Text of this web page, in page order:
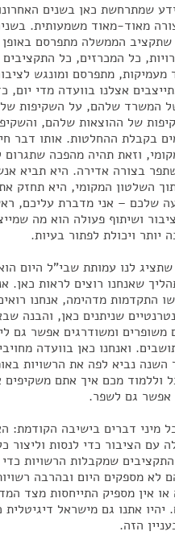
שמתרחשת כאן בשנים
מאוד-מאוד משמעותית.
שתקציב הממשלה מתפרסם באופן
כל המכרזים, כל התקציבים
מעמיקות, מתפרסם ומונגש
אצלנו בוועדה מדי יום,
המשרד שלהם, על השקיפות
של ההוצאות שלהם,
בקבלת ההחלטות. אותו דבר
וזאת תהיה מהפכה שתגרום
בצורה אדירה. היא תביא
השלטון המקומי, היא תחזק
שלכם – אני מדברת עליכם,
ושיתוף פעולה הוא מה
יותר ויכולת לפתור בעיות.
לנו עמותת שבי"ל היום
שאנחנו רוצים לראות כאן.
התקדמות מדהימה, אנחנו
שניתנים כאן, והבנה
משופרים ומשודרגים אפשר גם
ואנחנו כאן בוועדה
נביא לפה את הרשויות
וללמוד מכם איך אתם משקיפים
אפשר גם לשפר.
מיני דברים בישיבה הקודמת:
עם הציבור כדי לנסות וליצור
התקציבים שמקבלות הרשויות
לא מספקים היום ובהרבה
אין מספיק התייחסות מצד
יהיו אתנו גם מישראל דיגיטלית
הזה.